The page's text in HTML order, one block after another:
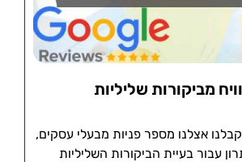
מביקורות שליליות
אצלנו מספר פניות מבעלי עסקים,
עבור בעיית הביקורות השליליות